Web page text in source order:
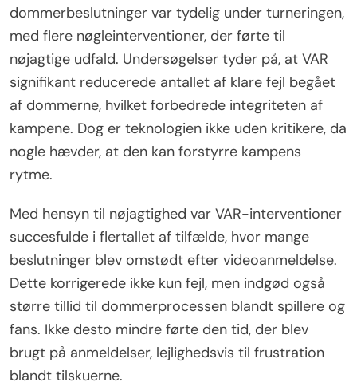
dommerbeslutninger var tydelig under turneringen,
med flere nøgleinterventioner, der førte til
nøjagtige udfald. Undersøgelser tyder på, at VAR
signifikant reducerede antallet af klare fejl begået
af dommerne, hvilket forbedrede integriteten af
kampene. Dog er teknologien ikke uden kritikere, da
nogle hævder, at den kan forstyrre kampens
rytme.
Med hensyn til nøjagtighed var VAR-interventioner
succesfulde i flertallet af tilfælde, hvor mange
beslutninger blev omstødt efter videoanmeldelse.
Dette korrigerede ikke kun fejl, men indgød også
større tillid til dommerprocessen blandt spillere og
fans. Ikke desto mindre førte den tid, der blev
brugt på anmeldelser, lejlighedsvis til frustration
blandt tilskuerne.